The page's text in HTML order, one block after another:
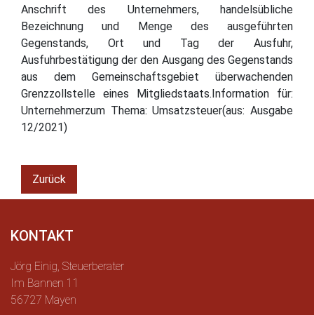
Anschrift des Unternehmers, handelsübliche
Bezeichnung und Menge des ausgeführten
Gegenstands, Ort und Tag der Ausfuhr,
Ausfuhrbestätigung der den Ausgang des Gegenstands
aus dem Gemeinschaftsgebiet überwachenden
Grenzzollstelle eines Mitgliedstaats.Information für:
Unternehmerzum Thema: Umsatzsteuer(aus: Ausgabe
12/2021)
Zurück
KONTAKT
Jörg Einig, Steuerberater
Im Bannen 11
56727 Mayen